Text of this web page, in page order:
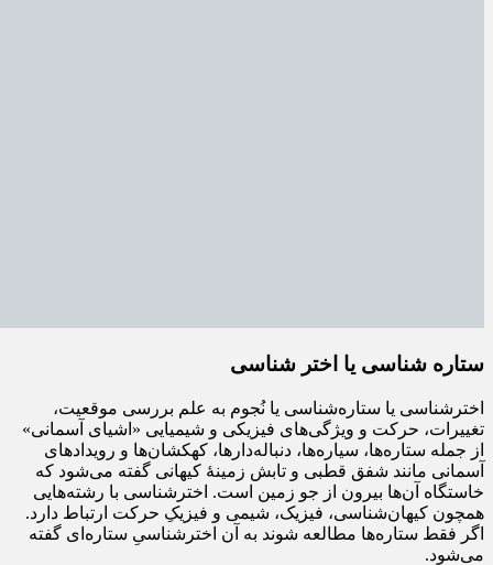
ستاره شناسی یا اختر شناسی
اخترشناسی یا ستاره‌شناسی یا نُجوم به علم بررسی موقعیت،
تغییرات، حرکت و ویژگی‌های فیزیکی و شیمیایی «اشیای آسمانی»
از جمله ستاره‌ها، سیاره‌ها، دنباله‌دارها، کهکشان‌ها و رویدادهای
آسمانی مانند شفق قطبی و تابش زمینهٔ کیهانی گفته می‌شود که
خاستگاه آن‌ها بیرون از جو زمین است. اخترشناسی با رشته‌هایی
همچون کیهان‌شناسی، فیزیک، شیمی و فیزیکِ حرکت ارتباط دارد.
اگر فقط ستاره‌ها مطالعه شوند به آن اخترشناسیِ ستاره‌ای گفته
می‌شود.